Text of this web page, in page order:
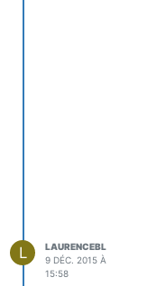
L
LAURENCEBL
9 DÉC. 2015 À
15:58